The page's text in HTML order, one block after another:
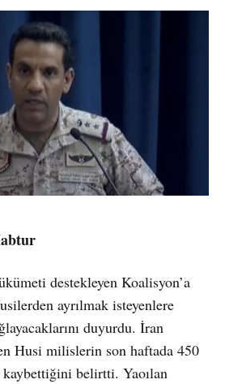
destekleyen Koalisyon’a
ayrılmak isteyenlere
duyurdu. İran
Husi milislerin son haftada 450
kaybettiğini belirtti. Yaoılan